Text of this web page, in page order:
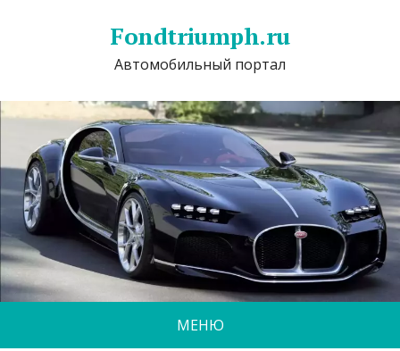
Fondtriumph.ru
Автомобильный портал
МЕНЮ